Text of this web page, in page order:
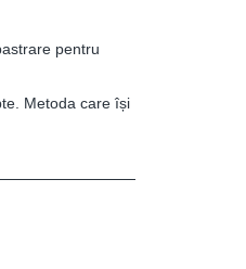
pentru
Metoda care își